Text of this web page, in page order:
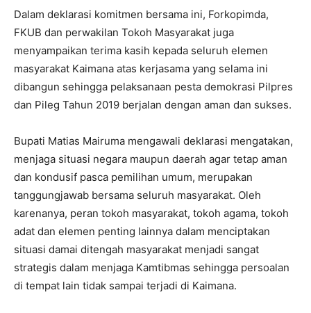
Dalam deklarasi komitmen bersama ini, Forkopimda,
FKUB dan perwakilan Tokoh Masyarakat juga
menyampaikan terima kasih kepada seluruh elemen
masyarakat Kaimana atas kerjasama yang selama ini
dibangun sehingga pelaksanaan pesta demokrasi Pilpres
dan Pileg Tahun 2019 berjalan dengan aman dan sukses.
Bupati Matias Mairuma mengawali deklarasi mengatakan,
menjaga situasi negara maupun daerah agar tetap aman
dan kondusif pasca pemilihan umum, merupakan
tanggungjawab bersama seluruh masyarakat. Oleh
karenanya, peran tokoh masyarakat, tokoh agama, tokoh
adat dan elemen penting lainnya dalam menciptakan
situasi damai ditengah masyarakat menjadi sangat
strategis dalam menjaga Kamtibmas sehingga persoalan
di tempat lain tidak sampai terjadi di Kaimana.